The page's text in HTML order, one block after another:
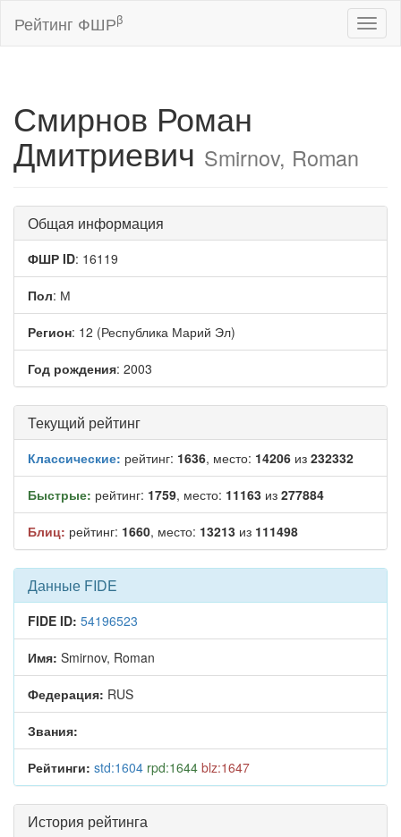
Рейтинг ФШРβ
Смирнов Роман
Дмитриевич Smirnov, Roman
Общая информация
ФШР ID: 16119
Пол: М
Регион: 12 (Республика Марий Эл)
Год рождения: 2003
Текущий рейтинг
Классические: рейтинг: 1636, место: 14206 из 232332
Быстрые: рейтинг: 1759, место: 11163 из 277884
Блиц: рейтинг: 1660, место: 13213 из 111498
Данные FIDE
FIDE ID: 54196523
Имя: Smirnov, Roman
Федерация: RUS
Звания:
Рейтинги: std:1604 rpd:1644 blz:1647
История рейтинга